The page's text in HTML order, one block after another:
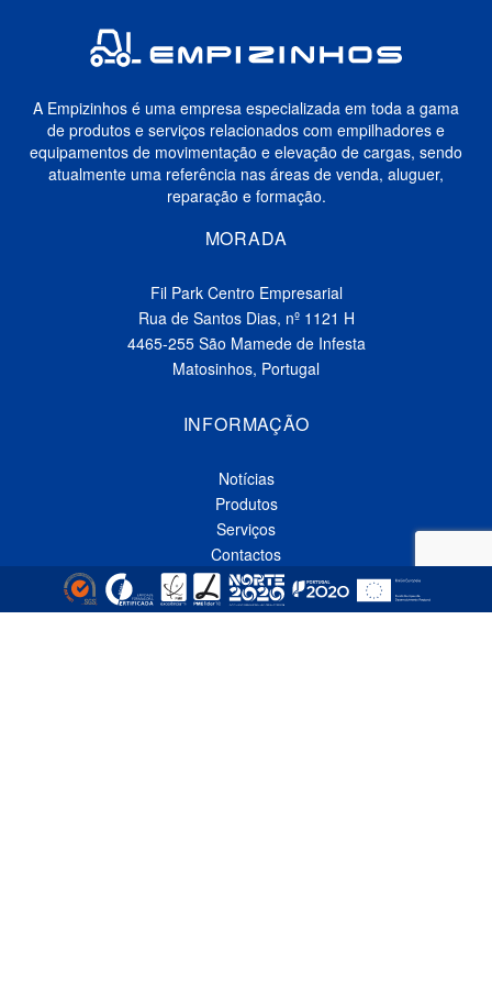
A Empizinhos é uma empresa especializada em toda a gama
de produtos e serviços relacionados com empilhadores e
equipamentos de movimentação e elevação de cargas, sendo
atualmente uma referência nas áreas de venda, aluguer,
reparação e formação.
MORADA
Fil Park Centro Empresarial
Rua de Santos Dias, nº 1121 H
4465-255 São Mamede de Infesta
Matosinhos, Portugal
INFORMAÇÃO
Notícias
Produtos
Serviços
Contactos
Política de Privacidade
Livro de Reclamações Online